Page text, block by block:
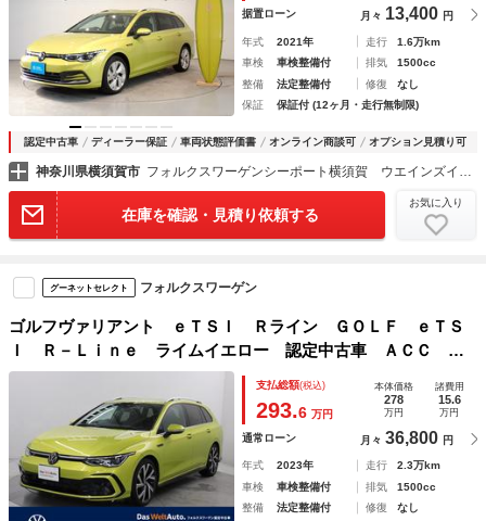
据置ローン 月々 13,400 円
年式 2021年 走行
1.6万km
車検
車検整備付 排気
1500cc
整備
法定整備付 修復
なし
保証
保証付 (12ヶ月・走行無制限)
認定中古車 ディーラー保証 車両状態評価書 オンライン商談可 オプション見積り可
神奈川県横須賀市 フォルクスワーゲンシーポート横須賀 ウエインズインポート横浜（株）
在庫を確認・見積り依頼する
お気に入り
グーネットセレクト フォルクスワーゲン
ゴルフヴァリアント ｅＴＳＩ Ｒライン ＧＯＬＦ ｅＴＳ
Ｉ Ｒ－Ｌｉｎｅ ライムイエロー 認定中古車 ＡＣＣ Ｔ
ｒａｖｅｌ Ａｓｓｉｓｔ ＡＢＳ 横滑り防止ＥＳＣ 純正
アルミホイール装着 純正ナビディスカバープロ 電動パワー
テールゲート
支払総額(税込)
293.6 万円
本体価格
278
万円
諸費用
15.6
万円
通常ローン 月々 36,800 円
年式 2023年 走行
2.3万km
車検
車検整備付 排気
1500cc
整備
法定整備付 修復
なし